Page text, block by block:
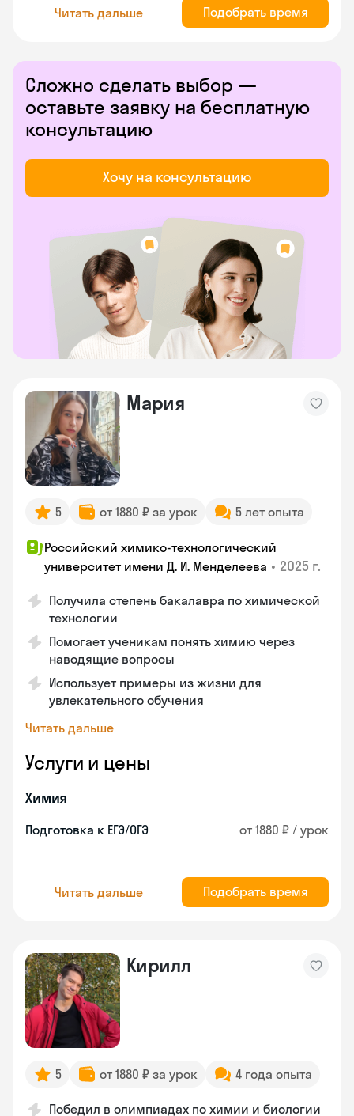
Читать дальше Подобрать время
Сложно сделать выбор —
оставьте заявку на бесплатную
консультацию
Хочу на консультацию
Мария
5 от 1880 ₽ за урок 5 лет опыта
Российский химико-технологический
университет имени Д. И. Менделеева • 2025 г.
Получила степень бакалавра по химической
технологии
Помогает ученикам понять химию через
наводящие вопросы
Использует примеры из жизни для
увлекательного обучения
Читать дальше
Услуги и цены
Химия
Подготовка к ЕГЭ/ОГЭ от 1880 ₽ / урок
Читать дальше Подобрать время
Кирилл
5 от 1880 ₽ за урок 4 года опыта
Победил в олимпиадах по химии и биологии